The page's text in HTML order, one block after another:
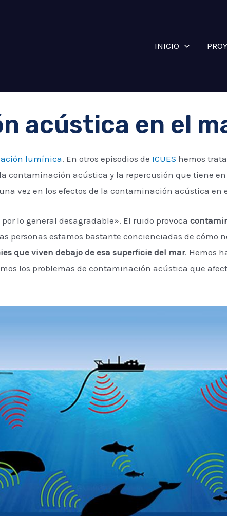
INICIO
acústica en el
lumínica. En otros episodios de ICUES hemos
contaminación acústica y la repercusión que tiene
vez en los efectos de la contaminación acústica en
lo general desagradable». El ruido provoca
personas estamos bastante concienciadas de cómo
que viven debajo de esa superficie del mar. Hemos
los problemas de contaminación acústica que